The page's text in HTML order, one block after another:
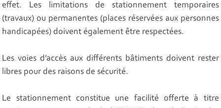
effet. Les limitations de stationnement temporaires
(travaux) ou permanentes (places réservées aux personnes
handicapées) doivent également être respectées.
Les voies d’accès aux différents bâtiments doivent rester
libres pour des raisons de sécurité.
Le stationnement constitue une facilité offerte à titre